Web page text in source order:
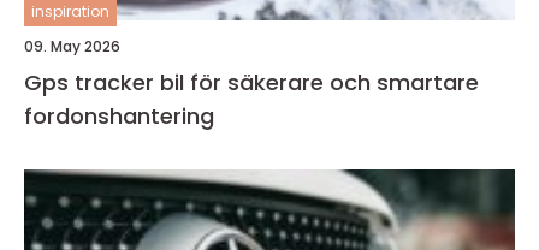
inspiration
09. May 2026
Gps tracker bil för säkerare och smartare
fordonshantering